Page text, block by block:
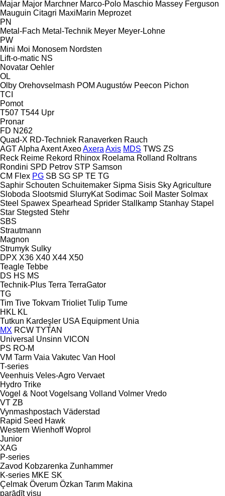
Majar Major Marchner Marco-Polo Maschio Massey Ferguson
Mauguin Citagri MaxiMarin Meprozet
PN
Metal-Fach Metal-Technik Meyer Meyer-Lohne
PW
Mini Moi Monosem Nordsten
Lift-o-matic NS
Novatar Oehler
OL
Olby Orehovselmash POM Augustów Peecon Pichon
TCI
Pomot
T507 T544 Upr
Pronar
FD N262
Quad-X RD-Techniek Ranaverken Rauch
AGTAlpha AxentAxeoAxera Axis MDS TWS ZS
Reck Reime Rekord Rhinox Roelama Rolland Roltrans
Rondini SPD Petrov STP Samson
CM Flex PG SB SG SP TE TG
Saphir Schouten Schuitemaker Sipma Sisis Sky Agriculture
Sloboda Slootsmid SlurryKat Sodimac Soil Master Solmax
Steel Spawex Spearhead Sprider Stallkamp Stanhay Stapel
Star Stegsted Stehr
SBS
Strautmann
Magnon
Strumyk Sulky
DPX X36 X40 X44 X50
Teagle Tebbe
DS HS MS
Technik-Plus Terra TerraGator
TG
Tim Tive Tokvam Trioliet Tulip Tume
HKL KL
Tutkun Kardeşler USA Equipment Unia
MX RCW TYTAN
Universal Unsinn VICON
PS RO-M
VM Tarm Vaia Vakutec Van Hool
T-series
Veenhuis Veles-Agro Vervaet
Hydro Trike
Vogel & Noot Vogelsang Volland Volmer Vredo
VT ZB
Vynmashpostach Väderstad
Rapid Seed Hawk
Western Wienhoff Woprol
Junior
XAG
P-series
Zavod Kobzarenka Zunhammer
K-series MKE SK
Çelmak Överum Özkan Tarım Makina
parādīt visu